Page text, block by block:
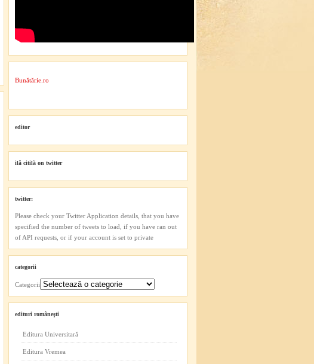
Bunătărie.ro
editor
ilă citilă on twitter
twitter:
Please check your Twitter Application details, that you have
specified the number of tweets to load, if you have ran out
of API requests, or if your account is set to private
categorii
Categorii
edituri româneşti
Editura Universitară
Editura Vremea